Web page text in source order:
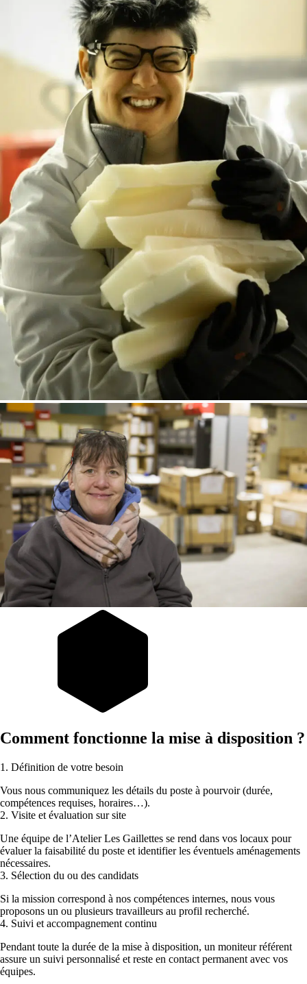
Comment fonctionne la mise à disposition ?
1. Définition de votre besoin
Vous nous communiquez les détails du poste à pourvoir (durée,
compétences requises, horaires…).
2. Visite et évaluation sur site
Une équipe de l’Atelier Les Gaillettes se rend dans vos locaux pour
évaluer la faisabilité du poste et identifier les éventuels aménagements
nécessaires.
3. Sélection du ou des candidats
Si la mission correspond à nos compétences internes, nous vous
proposons un ou plusieurs travailleurs au profil recherché.
4. Suivi et accompagnement continu
Pendant toute la durée de la mise à disposition, un moniteur référent
assure un suivi personnalisé et reste en contact permanent avec vos
équipes.